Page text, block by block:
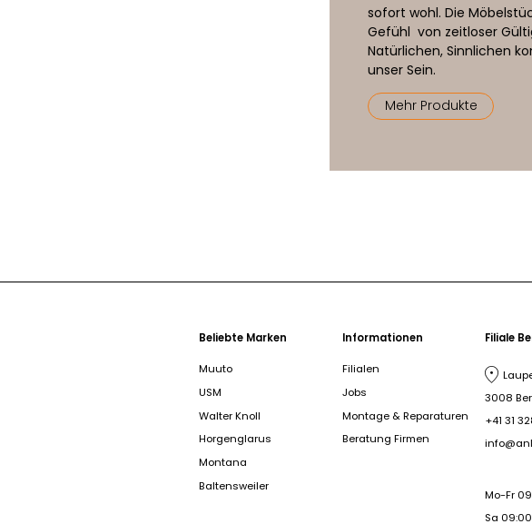
sofort wohl. Die
Gefühl von zeitloser
Natürlichen, Sinnlichen
unser Sein.
Mehr Produkte
Beliebte Marken
Muuto
USM
Walter Knoll
Horgenglarus
Montana
Baltensweiler
Informationen
Filialen
Jobs
Montage & Reparaturen
Beratung Firmen
Filiale
3008
+41 31
Mo-Fr
Sa